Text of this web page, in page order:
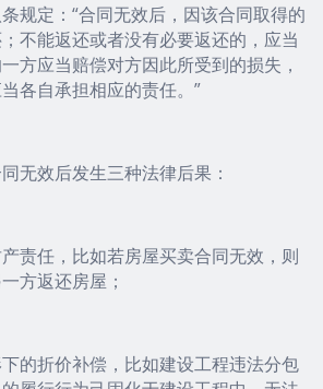
规定：“合同无效后，因该合同取得的
不能返还或者没有必要返还的，应当
方应当赔偿对方因此所受到的损失，
各自承担相应的责任。”
无效后发生三种法律后果：
责任，比如若房屋买卖合同无效，则
方返还房屋；
的折价补偿，比如建设工程违法分包